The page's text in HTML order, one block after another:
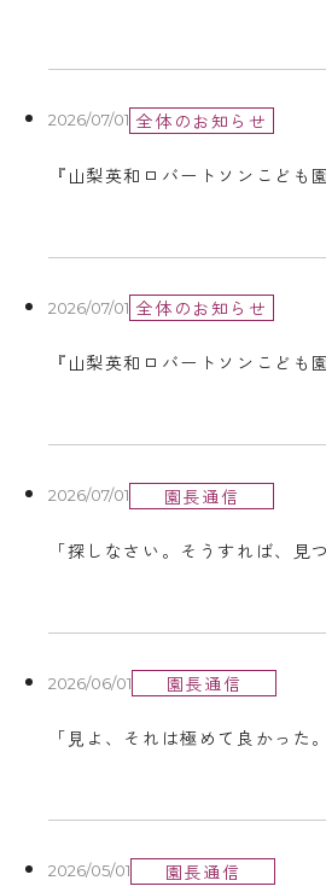
2026/07/01 全体のお知らせ
『山梨英和ロバートソンこども
2026/07/01 全体のお知らせ
『山梨英和ロバートソンこども
2026/07/01 園長通信
「探しなさい。そうすれば、
2026/06/01 園長通信
「⾒よ、それは極めて良かっ
2026/05/01 園長通信